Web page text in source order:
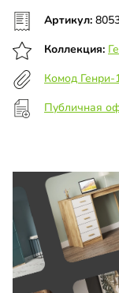
Артикул:
Коллекция:
Комод Генри-
Публичная